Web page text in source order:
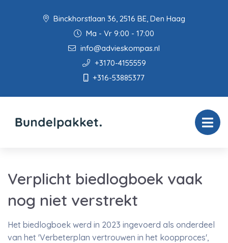
Binckhorstlaan 36, 2516 BE, Den Haag
Ma - Vr 9:00 - 17:00
info@advieskompas.nl
+3170-4155559
+316-53885377
Verplicht biedlogboek vaak
nog niet verstrekt
Het biedlogboek werd in 2023 ingevoerd als onderdeel
van het 'Verbeterplan vertrouwen in het koopproces',